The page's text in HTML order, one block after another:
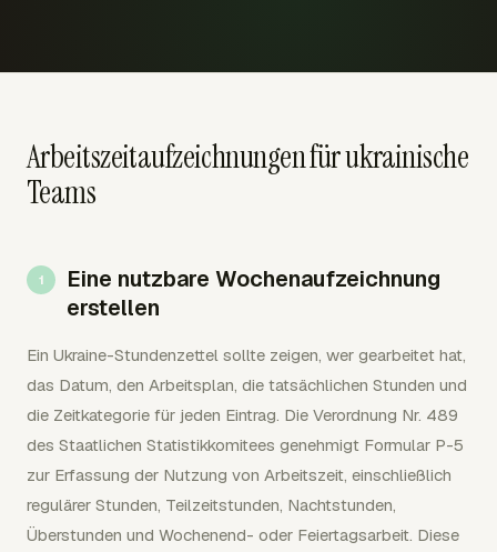
Arbeitszeitaufzeichnungen für ukrainische
Teams
Eine nutzbare Wochenaufzeichnung
erstellen
Ein Ukraine-Stundenzettel sollte zeigen, wer gearbeitet hat,
das Datum, den Arbeitsplan, die tatsächlichen Stunden und
die Zeitkategorie für jeden Eintrag. Die Verordnung Nr. 489
des Staatlichen Statistikkomitees genehmigt Formular P-5
zur Erfassung der Nutzung von Arbeitszeit, einschließlich
regulärer Stunden, Teilzeitstunden, Nachtstunden,
Überstunden und Wochenend- oder Feiertagsarbeit. Diese